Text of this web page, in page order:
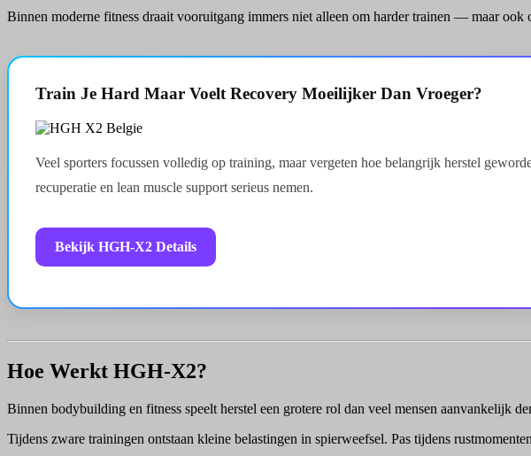
Binnen moderne fitness draait vooruitgang immers niet alleen om harder trainen — maar ook
Train Je Hard Maar Voelt Recovery Moeilijker Dan Vroeger?
Veel sporters focussen volledig op training, maar vergeten hoe belangrijk herstel
recuperatie en lean muscle support serieus nemen.
Bekijk HGH-X2 Details
Hoe Werkt HGH-X2?
Binnen bodybuilding en fitness speelt herstel een grotere rol dan veel mensen aanvankelijk
Tijdens zware trainingen ontstaan kleine belastingen in spierweefsel. Pas tijdens